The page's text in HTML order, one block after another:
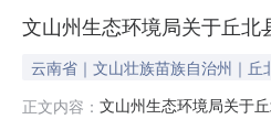
文山州生态环境局关于丘
云南省｜文山壮族苗族自治州｜丘
正文内容： 文山州生态环境局关于